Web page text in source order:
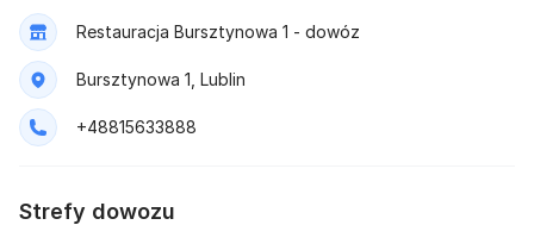
Restauracja Bursztynowa 1 - dowóz
Bursztynowa 1, Lublin
+48815633888
Strefy dowozu